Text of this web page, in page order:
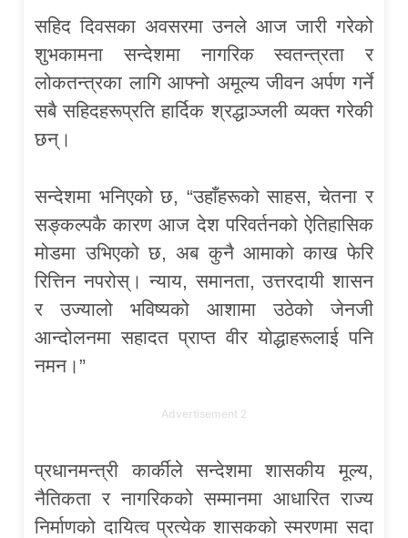
सहिद दिवसका अवसरमा उनले आज जारी गरेको
शुभकामना सन्देशमा नागरिक स्वतन्त्रता र
लोकतन्त्रका लागि आफ्नो अमूल्य जीवन अर्पण गर्ने
सबै सहिदहरूप्रति हार्दिक श्रद्धाञ्जली व्यक्त गरेकी
छन्।
सन्देशमा भनिएको छ, “उहाँहरूको साहस, चेतना र
सङ्कल्पकै कारण आज देश परिवर्तनको ऐतिहासिक
मोडमा उभिएको छ, अब कुनै आमाको काख फेरि
रित्तिन नपरोस्। न्याय, समानता, उत्तरदायी शासन
र उज्यालो भविष्यको आशामा उठेको जेनजी
आन्दोलनमा सहादत प्राप्त वीर योद्धाहरूलाई पनि
नमन।”
Advertisement 2
प्रधानमन्त्री कार्कीले सन्देशमा शासकीय मूल्य,
नैतिकता र नागरिकको सम्मानमा आधारित राज्य
निर्माणको दायित्व प्रत्येक शासकको स्मरणमा सदा